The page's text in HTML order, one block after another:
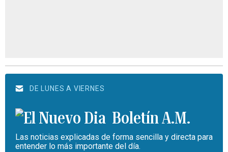
DE LUNES A VIERNES
Boletín A.M.
Las noticias explicadas de forma sencilla y directa para
entender lo más importante del día.